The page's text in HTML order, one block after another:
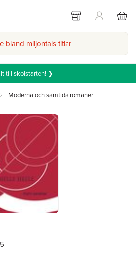
bland miljontals titlar
till skolstarten! ❯
Moderna och samtida romaner